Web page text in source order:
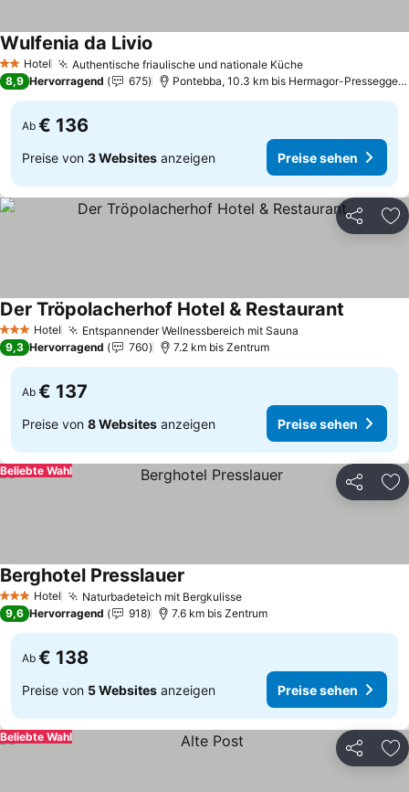
2 Sterne
Hotel Authentische friaulische und nationale KüchePreise sehen
Wulfenia da Livio
8,9 Hervorragend 675 Pontebba, 10.3 km bis Hermagor-Pressegger
Ab € 136
Preise von 3 Websites anzeigen Preise sehen
Teilen
3 SterneHotel Entspannender Wellnessbereich mit Sauna
Der Tröpolacherhof Hotel & Restaurant
9,3 Hervorragend 760 7.2 km bis Zentrum
Ab € 137
Preise von 8 Websites anzeigen Preise sehen
Teilen
Beliebte Wahl
3 SterneHotel Naturbadeteich mit BergkulissePreise sehen
Berghotel Presslauer
9,6 Hervorragend 918 7.6 km bis Zentrum
Ab € 138
Preise von 5 Websites anzeigen Preise sehen
Teilen
Beliebte Wahl